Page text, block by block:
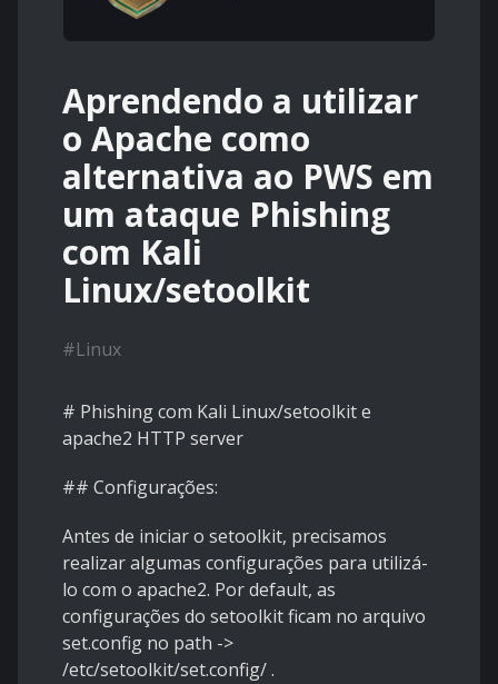
Aprendendo a utilizar
o Apache como
alternativa ao PWS em
um ataque Phishing
com Kali
Linux/setoolkit
#Linux
# Phishing com Kali Linux/setoolkit e
apache2 HTTP server
## Configurações:
Antes de iniciar o setoolkit, precisamos
realizar algumas configurações para utilizá-
lo com o apache2. Por default, as
configurações do setoolkit ficam no arquivo
set.config no path ->
/etc/setoolkit/set.config/ .